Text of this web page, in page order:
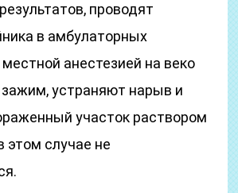
проводят
в амбулаторных
анестезией на веко
устраняют нарыв и
участок раствором
случае не